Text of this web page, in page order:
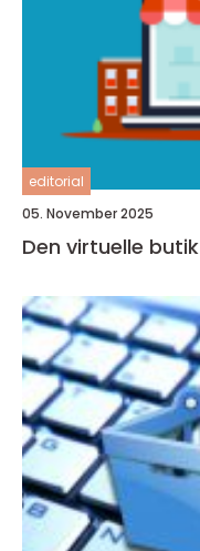
editorial
05. November 2025
Den virtuelle butik